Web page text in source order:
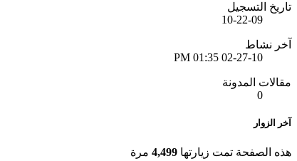
تاريخ التسجيل
10-22-09
آخر نشاط
02-27-10
01:35 PM
مقالات المدونة
0
آخر الزوار
هذه الصفحة تمت زيارتها 4,499 مرة